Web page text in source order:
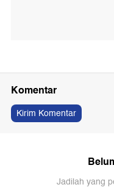
Komentar
Kirim Komentar
Jadilah yang